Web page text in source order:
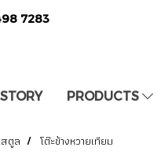
7283
PRODUCTS
ตูล โต๊ะข้างหวายเทียม